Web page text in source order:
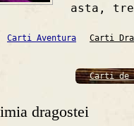
asta,
Carti Aventura Carti
Carti
dragostei